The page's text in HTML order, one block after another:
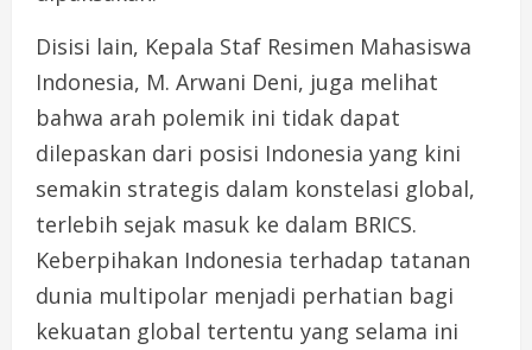
Disisi lain, Kepala Staf Resimen Mahasiswa
Indonesia, M. Arwani Deni, juga melihat
bahwa arah polemik ini tidak dapat
dilepaskan dari posisi Indonesia yang kini
semakin strategis dalam konstelasi global,
terlebih sejak masuk ke dalam BRICS.
Keberpihakan Indonesia terhadap tatanan
dunia multipolar menjadi perhatian bagi
kekuatan global tertentu yang selama ini